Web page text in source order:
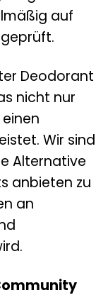
auf
Deodorant
nicht nur
Wir sind
Alternative
anbieten zu
an